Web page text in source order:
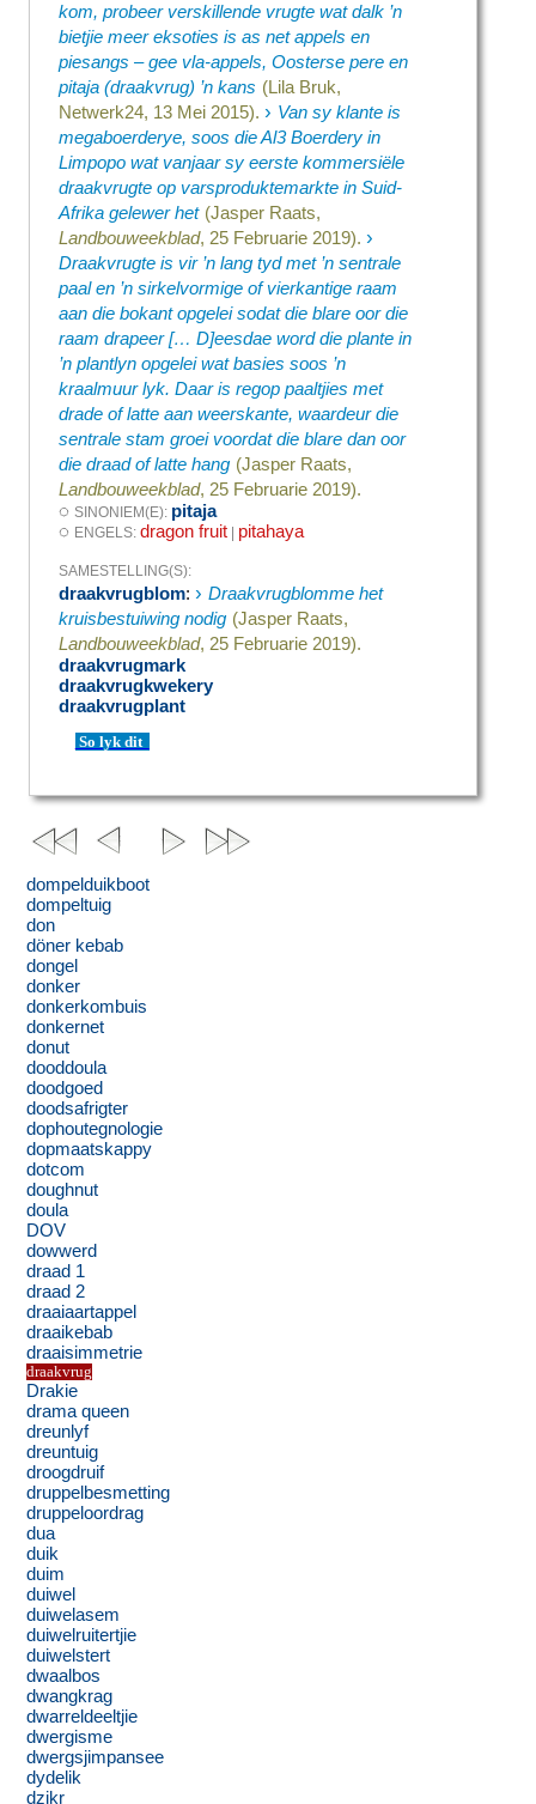
kom, probeer verskillende vrugte wat dalk ’n
bietjie meer eksoties is as net appels en
piesangs – gee vla-appels, Oosterse pere en
pitaja (draakvrug) ’n kans (Lila Bruk,
Netwerk24, 13 Mei 2015). › Van sy klante is
megaboerderye, soos die Al3 Boerdery in
Limpopo wat vanjaar sy eerste kommersiële
draakvrugte op varsproduktemarkte in Suid-
Afrika gelewer het (Jasper Raats,
Landbouweekblad, 25 Februarie 2019). ›
Draakvrugte is vir ’n lang tyd met ’n sentrale
paal en ’n sirkelvormige of vierkantige raam
aan die bokant opgelei sodat die blare oor die
raam drapeer [… D]eesdae word die plante in
’n plantlyn opgelei wat basies soos ’n
kraalmuur lyk. Daar is regop paaltjies met
drade of latte aan weerskante, waardeur die
sentrale stam groei voordat die blare dan oor
die draad of latte hang (Jasper Raats,
Landbouweekblad, 25 Februarie 2019).
◌SINONIEM(E): pitaja
◌ ENGELS:dragon fruit | pitahaya
SAMESTELLING(S):
draakvrugblom:› Draakvrugblomme het
kruisbestuiwing nodig (Jasper Raats,
Landbouweekblad, 25 Februarie 2019).
draakvrugmark
draakvrugkwekery
draakvrugplant
So lyk dit
dompelduikboot
dompeltuig
don
döner kebab
dongel
donker
donkerkombuis
donkernet
donut
dooddoula
doodgoed
doodsafrigter
dophoutegnologie
dopmaatskappy
dotcom
doughnut
doula
DOV
dowwerd
draad 1
draad 2
draaiaartappel
draaikebab
draaisimmetrie
draakvrug
Drakie
drama queen
dreunlyf
dreuntuig
droogdruif
druppelbesmetting
druppeloordrag
dua
duik
duim
duiwel
duiwelasem
duiwelruitertjie
duiwelstert
dwaalbos
dwangkrag
dwarreldeeltjie
dwergisme
dwergsjimpansee
dydelik
dzikr